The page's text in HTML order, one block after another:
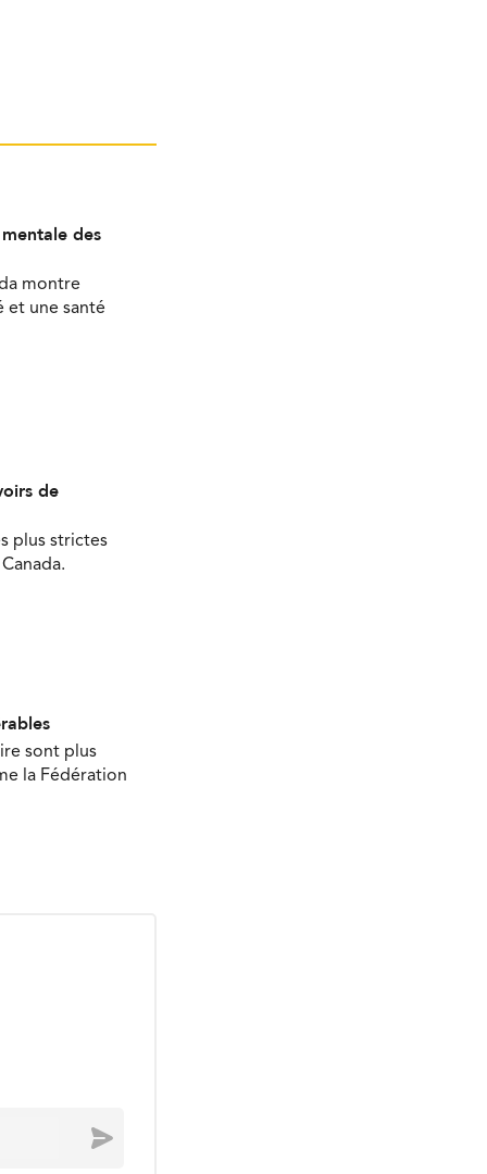
des
montre
et une santé
de
plus strictes
sont plus
la Fédération
Envoyer